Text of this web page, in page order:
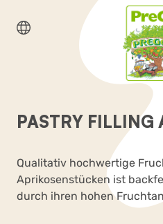
PASTRY FILLING
Qualitativ hochwertige
Aprikosenstücken ist
durch ihren hohen